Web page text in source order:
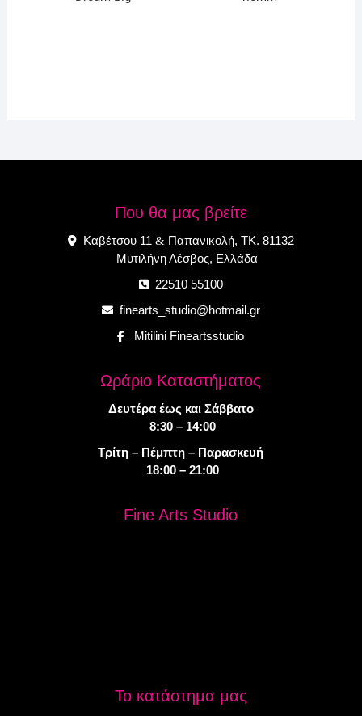
Που θα μας βρείτε
Καβέτσου 11 &Παπανικολή, ΤΚ. 81132
Μυτιλήνη Λέσβος, Ελλάδα
22510 55100
finearts_studio@hotmail.gr
Mitilini Fineartsstudio
Ωράριο Καταστήματος
Δευτέρα έως και Σάββατο
8:30 – 14:00
Τρίτη – Πέμπτη – Παρασκευή
18:00 – 21:00
Fine Arts Studio
Το κατάστημα μας